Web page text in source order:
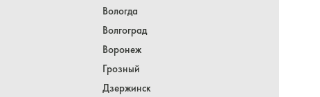
Вологда
Волгоград
Воронеж
Грозный
Дзержинск